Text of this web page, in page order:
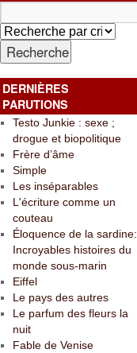
DERNIÈRES
PARUTIONS
Testo Junkie : sexe ;
drogue et biopolitique
Frère d’âme
Simple
Les inséparables
L'écriture comme un
couteau
Éloquence de la sardine:
Incroyables histoires du
monde sous-marin
Eiffel
Le pays des autres
Le parfum des fleurs la
nuit
Fable de Venise